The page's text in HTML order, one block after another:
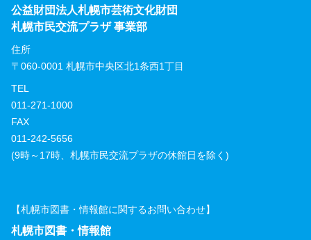
公益財団法人札幌市芸術文化財団
札幌市民交流プラザ 事業部
住所
〒060-0001 札幌市中央区北1条西1丁目
TEL
011-271-1000
FAX
011-242-5656
(9時～17時、札幌市民交流プラザの休館日を除く)
【札幌市図書・情報館に関するお問い合わせ】
札幌市図書・情報館